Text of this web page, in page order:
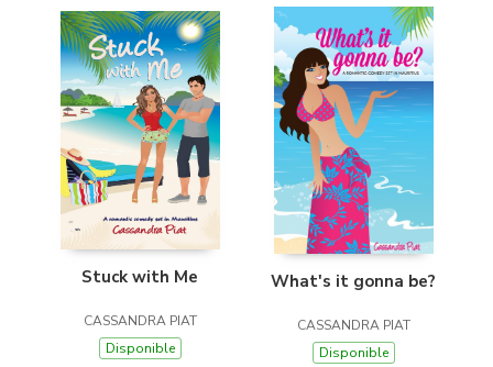
Stuck with Me
CASSANDRA PIAT
Disponible
What's it gonna be?
CASSANDRA PIAT
Disponible